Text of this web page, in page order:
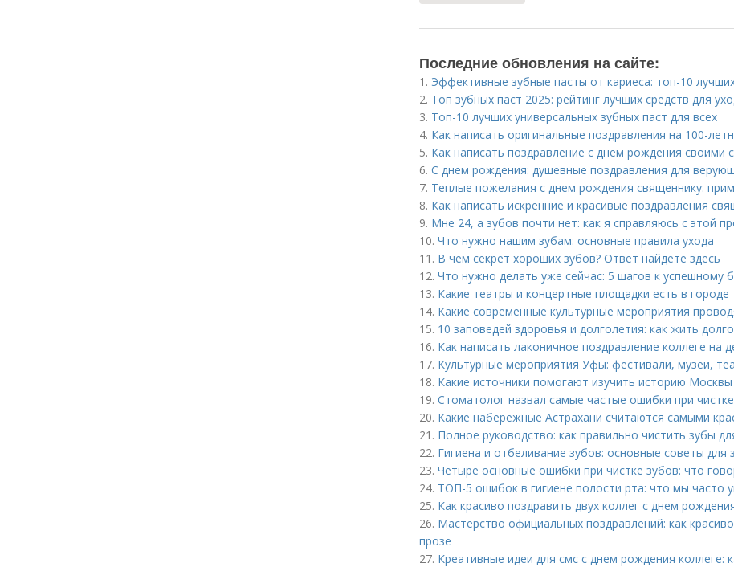
Последние обновления на сайте:
1. Эффективные зубные пасты от кариеса: топ-10
2. Топ зубных паст 2025: рейтинг лучших средств для
3. Топ-10 лучших универсальных зубных паст для всех
4. Как написать оригинальные поздравления на 100-
5. Как написать поздравление с днем рождения своими
6. С днем рождения: душевные поздравления для
7. Теплые пожелания с днем рождения священнику:
8. Как написать искренние и красивые поздравления
9. Мне 24, а зубов почти нет: как я справляюсь с этой
10. Что нужно нашим зубам: основные правила ухода
11. В чем секрет хороших зубов? Ответ найдете здесь
12. Что нужно делать уже сейчас: 5 шагов к успешному
13. Какие театры и концертные площадки есть в городе
14. Какие современные культурные мероприятия
15. 10 заповедей здоровья и долголетия: как жить
16. Как написать лаконичное поздравление коллеге на
17. Культурные мероприятия Уфы: фестивали, музеи,
18. Какие источники помогают изучить историю Москвы
19. Стоматолог назвал самые частые ошибки при
20. Какие набережные Астрахани считаются самыми
21. Полное руководство: как правильно чистить зубы
22. Гигиена и отбеливание зубов: основные советы для
23. Четыре основные ошибки при чистке зубов: что
24. ТОП-5 ошибок в гигиене полости рта: что мы часто
25. Как красиво поздравить двух коллег с днем
26. Мастерство официальных поздравлений: как
прозе
27. Креативные идеи для смс с днем рождения коллеге: